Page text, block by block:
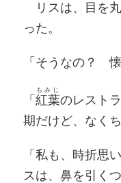
リスは、目を
った。
「そうなの？
「 紅葉
もみじ
のレスト
期だけど、なく
「私も、時折思
スは、鼻を引く